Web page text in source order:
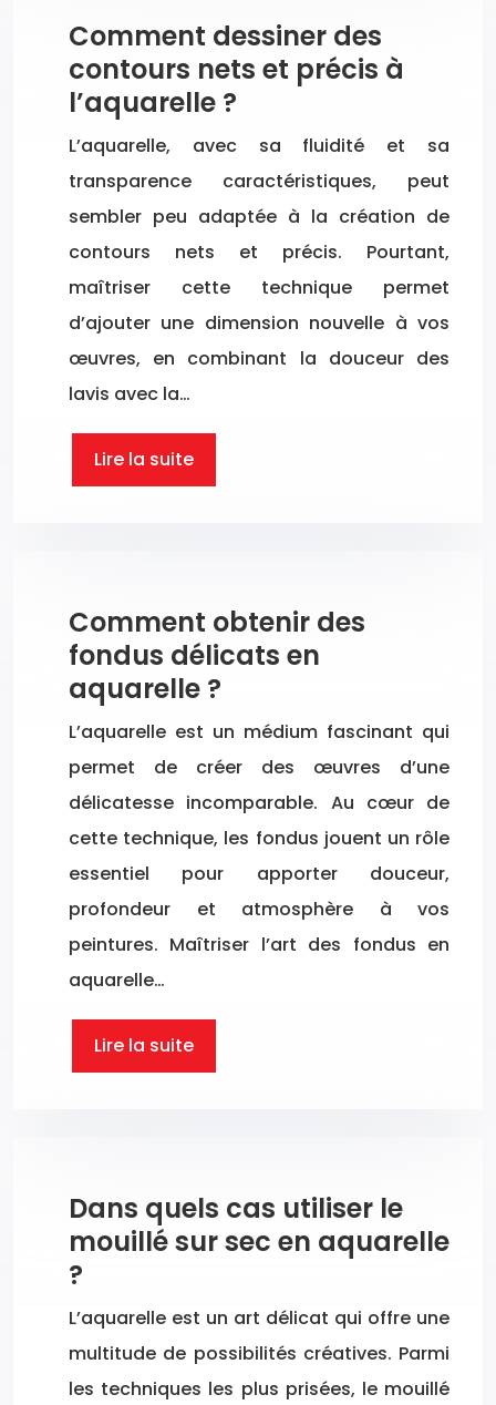
Comment dessiner des
contours nets et précis à
l’aquarelle ?
L’aquarelle, avec sa fluidité et sa
transparence caractéristiques, peut
sembler peu adaptée à la création de
contours nets et précis. Pourtant,
maîtriser cette technique permet
d’ajouter une dimension nouvelle à vos
œuvres, en combinant la douceur des
lavis avec la…
Lire la suite
Comment obtenir des
fondus délicats en
aquarelle ?
L’aquarelle est un médium fascinant qui
permet de créer des œuvres d’une
délicatesse incomparable. Au cœur de
cette technique, les fondus jouent un rôle
essentiel pour apporter douceur,
profondeur et atmosphère à vos
peintures. Maîtriser l’art des fondus en
aquarelle…
Lire la suite
Dans quels cas utiliser le
mouillé sur sec en aquarelle
?
L’aquarelle est un art délicat qui offre une
multitude de possibilités créatives. Parmi
les techniques les plus prisées, le mouillé